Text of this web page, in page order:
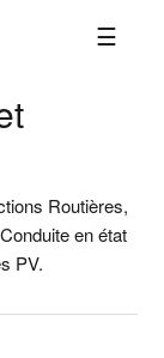
Routières,
en état
PV.